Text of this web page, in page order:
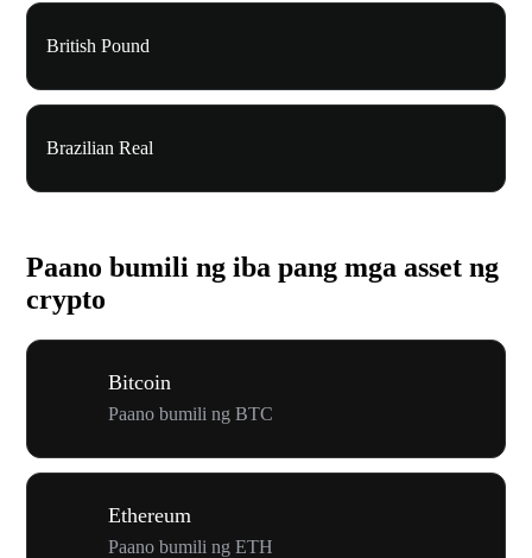
British Pound
Brazilian Real
Paano bumili ng iba pang mga asset ng
crypto
Bitcoin
Paano bumili ng BTC
Ethereum
Paano bumili ng ETH